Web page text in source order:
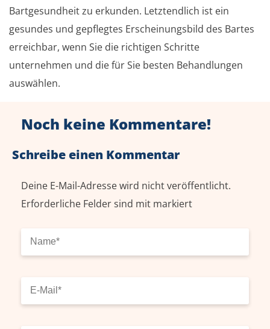
Bartgesundheit zu erkunden. Letztendlich ist ein
gesundes und gepflegtes Erscheinungsbild des Bartes
erreichbar, wenn Sie die richtigen Schritte
unternehmen und die für Sie besten Behandlungen
auswählen.
Noch keine Kommentare!
Schreibe einen Kommentar
Deine E-Mail-Adresse wird nicht veröffentlicht.
Erforderliche Felder sind mit markiert